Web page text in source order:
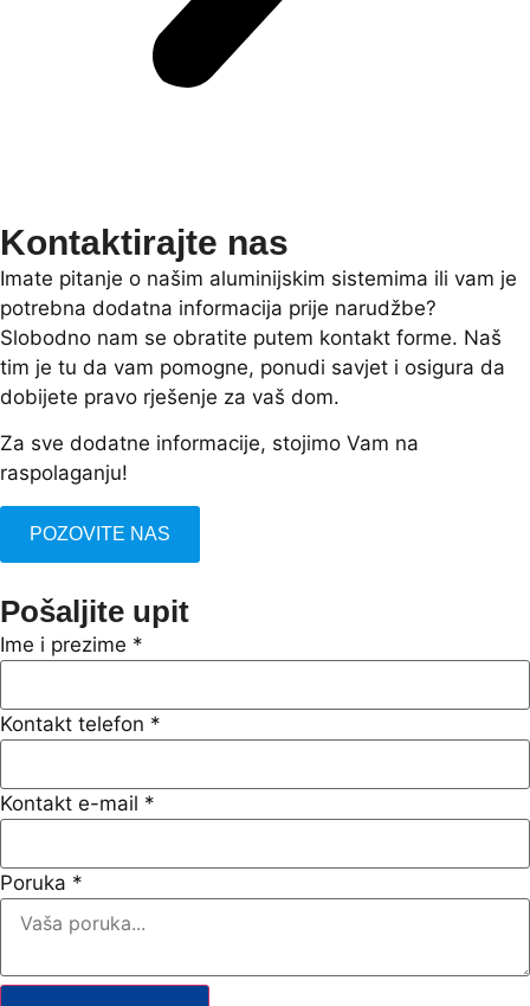
Kontaktirajte nas
Imate pitanje o našim aluminijskim sistemima ili vam je
potrebna dodatna informacija prije narudžbe?
Slobodno nam se obratite putem kontakt forme. Naš
tim je tu da vam pomogne, ponudi savjet i osigura da
dobijete pravo rješenje za vaš dom.
Za sve dodatne informacije, stojimo Vam na
raspolaganju!
POZOVITE NAS
Pošaljite upit
Ime i prezime *
Kontakt telefon *
Kontakt e-mail *
Poruka *